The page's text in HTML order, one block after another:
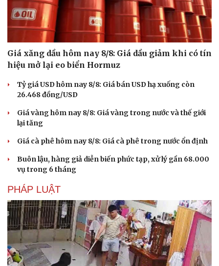
Giá xăng dầu hôm nay 8/8: Giá dầu giảm khi có tín
hiệu mở lại eo biển Hormuz
Tỷ giá USD hôm nay 8/8: Giá bán USD hạ xuống còn
26.468 đồng/USD
Giá vàng hôm nay 8/8: Giá vàng trong nước và thế giới
lại tăng
Giá cà phê hôm nay 8/8: Giá cà phê trong nước ổn định
Buôn lậu, hàng giả diễn biến phức tạp, xử lý gần 68.000
vụ trong 6 tháng
PHÁP LUẬT